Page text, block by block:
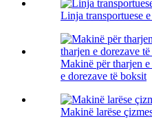
Linja transportuese
Makinë për tharjen
e dorezave të boksit
Makinë larëse